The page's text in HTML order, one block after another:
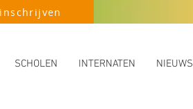
SCHOLEN INTERNATEN NIEUWS